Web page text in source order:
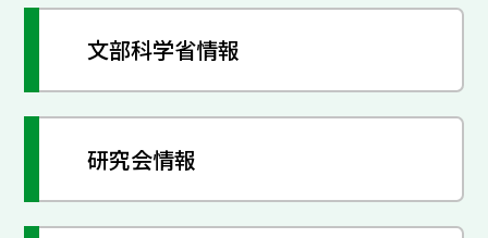
文部科学省情報
研究会情報